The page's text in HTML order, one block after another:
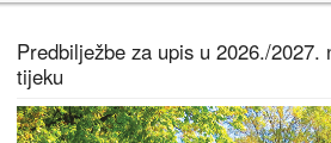
Predbilježbe za upis u 2026./2027.
tijeku